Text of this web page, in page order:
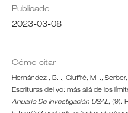
Publicado
2023-03-08
Cómo citar
Hernández , B. ., Giuffré, M. .,
Escrituras del yo: más allá de los
Anuario De Investigación USAL, (9).